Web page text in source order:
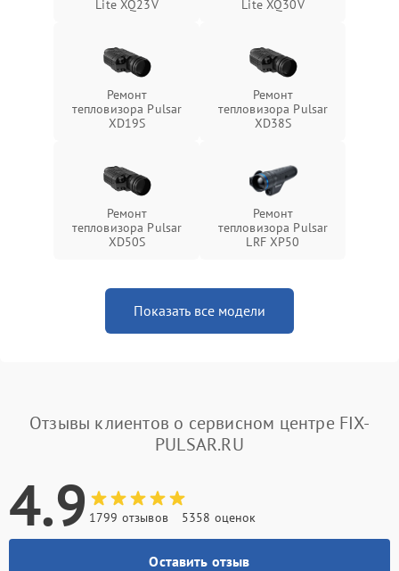
Lite XQ23V
Lite XQ30V
Ремонт
тепловизора Pulsar
XD19S
Ремонт
тепловизора Pulsar
XD38S
Ремонт
тепловизора Pulsar
XD50S
Ремонт
тепловизора Pulsar
LRF XP50
Показать все модели
Отзывы клиентов о сервисном центре FIX-
PULSAR.RU
4.9 1799 отзывов 5358 оценок
Оставить отзыв